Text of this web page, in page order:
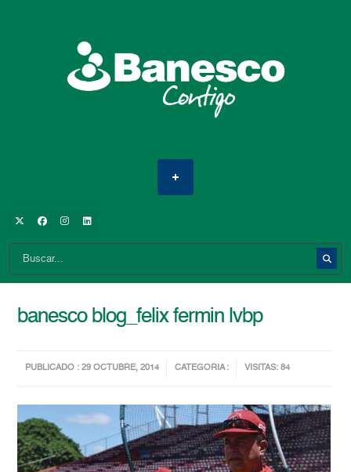
banesco blog_felix fermin lvbp
PUBLICADO : 29 OCTUBRE, 2014 CATEGORIA : VISITAS: 84